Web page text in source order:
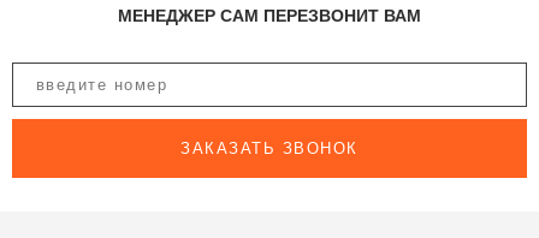
МЕНЕДЖЕР САМ ПЕРЕЗВОНИТ ВАМ
ЗАКАЗАТЬ ЗВОНОК